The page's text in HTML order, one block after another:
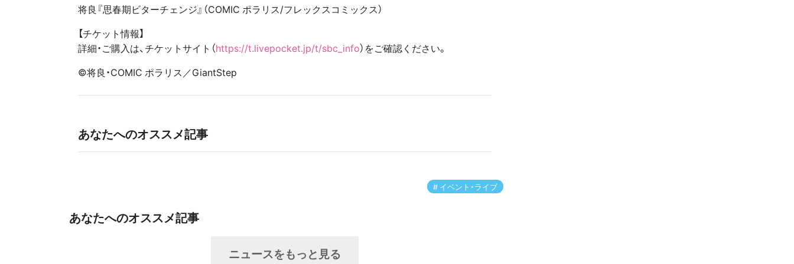
将良『思春期ビターチェンジ』（COMIC ポラリス/フレックスコミックス）
【チケット情報】
詳細・ご購入は、チケットサイト（https://t.livepocket.jp/t/sbc_info）をご確認ください。
©将良・COMIC ポラリス／GiantStep
あなたへのオススメ記事
イベント・ライブ
あなたへのオススメ記事
ニュースをもっと見る